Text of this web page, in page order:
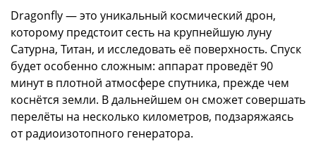
Dragonfly — это уникальный космический дрон,
которому предстоит сесть на крупнейшую луну
Сатурна, Титан, и исследовать её поверхность. Спуск
будет особенно сложным: аппарат проведёт 90
минут в плотной атмосфере спутника, прежде чем
коснётся земли. В дальнейшем он сможет совершать
перелёты на несколько километров, подзаряжаясь
от радиоизотопного генератора.